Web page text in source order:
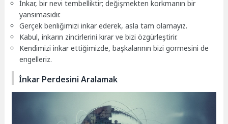
İnkar, bir nevi tembelliktir; değişmekten korkmanın bir
yansımasıdır.
Gerçek benliğimizi inkar ederek, asla tam olamayız.
Kabul, inkarın zincirlerini kırar ve bizi özgürleştirir.
Kendimizi inkar ettiğimizde, başkalarının bizi görmesini de
engelleriz.
İnkar Perdesini Aralamak